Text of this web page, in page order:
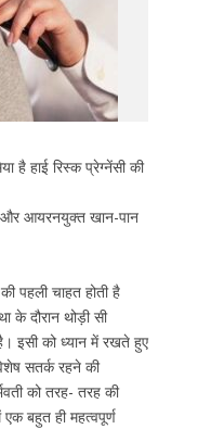
है हाई रिस्क प्रेग्नेंसी की
और आयरनयुक्त खान-पान
पहली चाहत होती है
के दौरान थोड़ी सी
इसी को ध्यान में रखते हुए
सतर्क रहने की
को तरह- तरह की
बहुत ही महत्वपूर्ण